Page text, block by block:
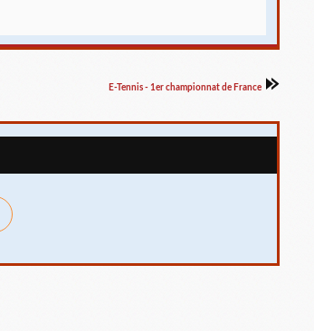
E-Tennis - 1er championnat de France